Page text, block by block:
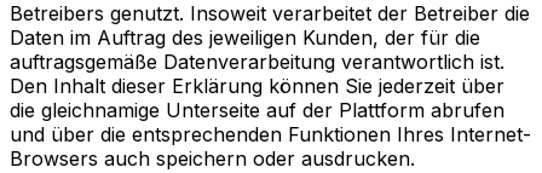
Betreibers genutzt. Insoweit verarbeitet der Betreiber die
Daten im Auftrag des jeweiligen Kunden, der für die
auftragsgemäße Datenverarbeitung verantwortlich ist.
Den Inhalt dieser Erklärung können Sie jederzeit über
die gleichnamige Unterseite auf der Plattform abrufen
und über die entsprechenden Funktionen Ihres Internet-
Browsers auch speichern oder ausdrucken.